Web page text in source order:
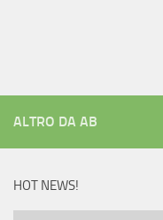
ALTRO DA AB
HOT NEWS!